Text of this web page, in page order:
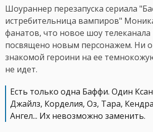
Шоураннер перезапуска сериала
истребительница вампиров"
фанатов, что новое шоу телеканала
посвящено новым персонажем. Ни
знакомой героини на ее
не идет.
Есть только одна Баффи. Один
Джайлз, Корделия, Оз, Тара,
Ангел... Их невозможно заменить.